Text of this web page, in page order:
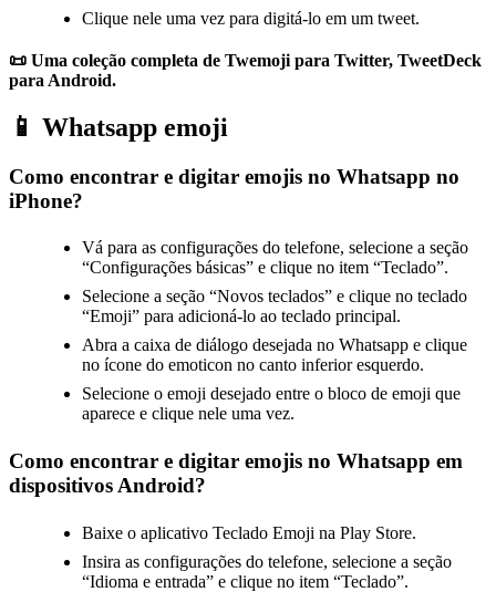
Clique nele uma vez para digitá-lo em um tweet.
📜 Uma coleção completa de Twemoji para Twitter, TweetDeck
para Android.
📱 Whatsapp emoji
Como encontrar e digitar emojis no Whatsapp no
iPhone?
Vá para as configurações do telefone, selecione a seção
“Configurações básicas” e clique no item “Teclado”.
Selecione a seção “Novos teclados” e clique no teclado
“Emoji” para adicioná-lo ao teclado principal.
Abra a caixa de diálogo desejada no Whatsapp e clique
no ícone do emoticon no canto inferior esquerdo.
Selecione o emoji desejado entre o bloco de emoji que
aparece e clique nele uma vez.
Como encontrar e digitar emojis no Whatsapp em
dispositivos Android?
Baixe o aplicativo Teclado Emoji na Play Store.
Insira as configurações do telefone, selecione a seção
“Idioma e entrada” e clique no item “Teclado”.